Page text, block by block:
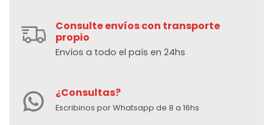
Consulte envíos con transporte
propio
Envíos a todo el país en 24hs
¿Consultas?
Escribinos por Whatsapp de 8 a 16hs